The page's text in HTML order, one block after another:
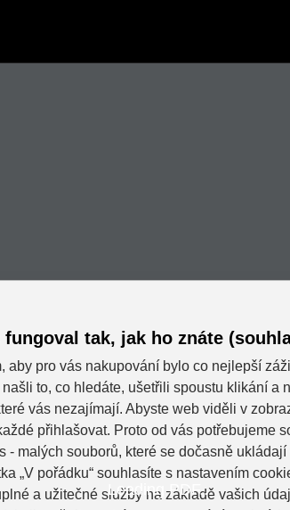
Loading PDF...
fungoval tak, jak ho znáte
aby pro vás nakupování bylo co nejlepší
to, co hledáte, ušetřili spoustu klikání a
vás nezajímají. Abyste web viděli v
přihlašovat. Proto od vás potřebujeme
- malých souborů, které se dočasně ukládají
„V pořádku“ souhlasíte s nastavením
a užitečné služby na základě vašich